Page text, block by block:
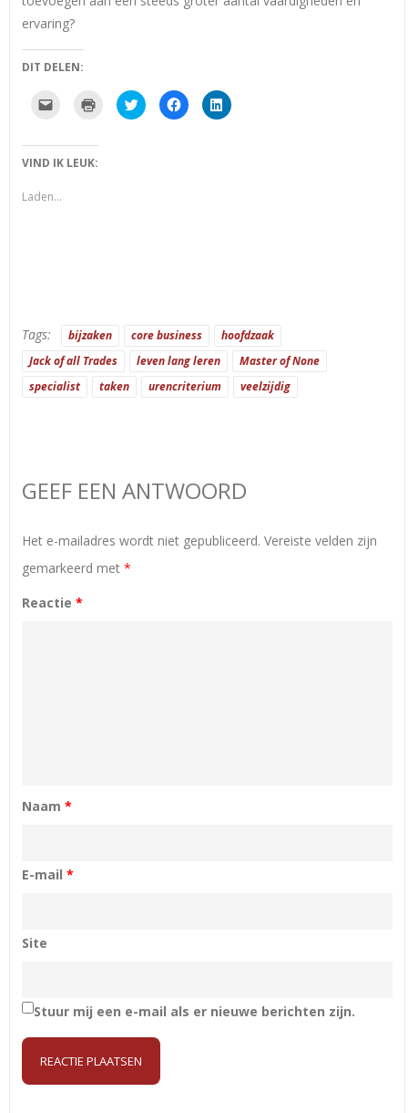
ervaring?
DIT DELEN:
e-
mailen
naar
(Wordt
drukken
in
Klik
om
Klik
om
Klik
om
VIND IK LEUK:
Laden...
Tags: bijzaken core business
hoofdzaak
Jack of all Trades
leven lang leren
Master of None
specialist
taken urencriterium veelzijdig
GEEF EEN ANTWOORD
Het e-mailadres wordt niet gepubliceerd. Vereiste velden zijn
gemarkeerd met *
Reactie *
Naam *
E-mail *
Site
Stuur mij een e-mail als er nieuwe berichten zijn.